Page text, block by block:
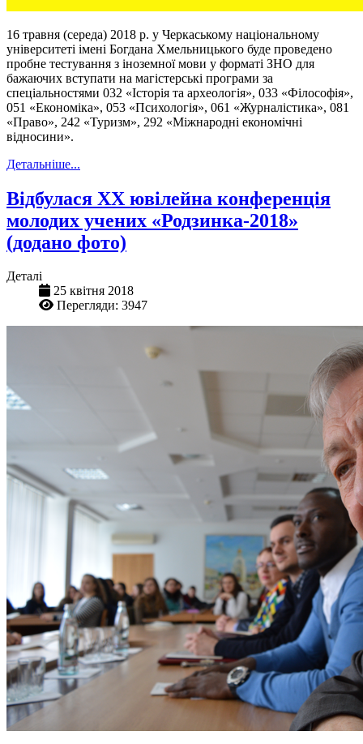
16 травня (середа) 2018 р. у Черкаському національному
університеті імені Богдана Хмельницького буде проведено
пробне тестування з іноземної мови у форматі ЗНО для
бажаючих вступати на магістерські програми за
спеціальностями 032 «Історія та археологія», 033 «Філософія»,
051 «Економіка», 053 «Психологія», 061 «Журналістика», 081
«Право», 242 «Туризм», 292 «Міжнародні економічні
відносини».
Детальніше...
Відбулася ХХ ювілейна конференція
молодих учених «Родзинка-2018»
(додано фото)
Деталі
25 квітня 2018
Перегляди: 3947